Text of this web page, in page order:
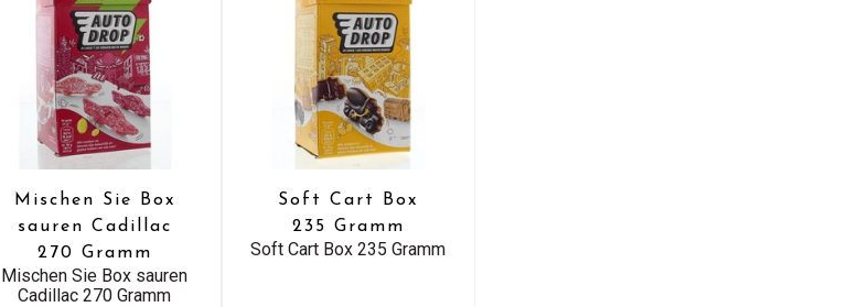
Mischen Sie Box
sauren Cadillac
270 Gramm
Mischen Sie Box sauren
Cadillac 270 Gramm
Soft Cart Box
235 Gramm
Soft Cart Box 235 Gramm